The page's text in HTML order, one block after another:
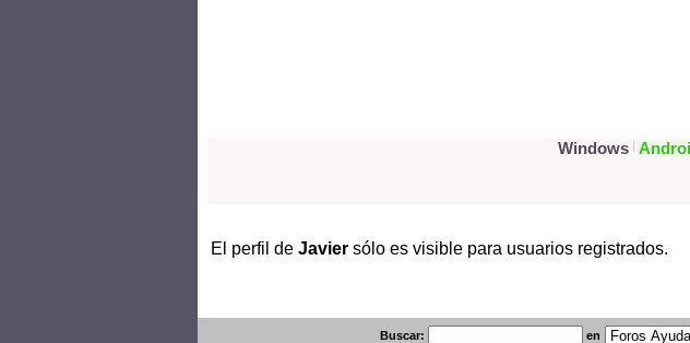
Windows |
El perfil de Javier sólo es visible para usuarios registrados.
Buscar: en